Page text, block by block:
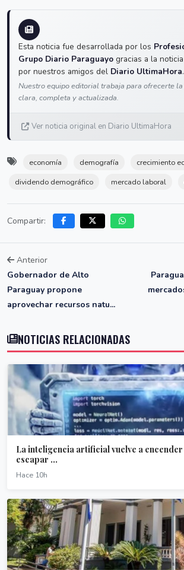
Esta noticia fue desarrollada por los
Grupo Diario Paraguayo gracias a la
por nuestros amigos del Diario UltimaHora.
Nuestro equipo editorial trabaja para ofrecerte
clara, completa y actualizada.
Ver noticia original en Diario UltimaHora
economía demografía
crecimiento
dividendo demográfico
mercado laboral
Compartir:
Anterior
Gobernador de Alto
Paraguay propone
aprovechar recursos natu...
NOTICIAS RELACIONADAS
La inteligencia artificial vuelve a
escapar ...
Hace 10h